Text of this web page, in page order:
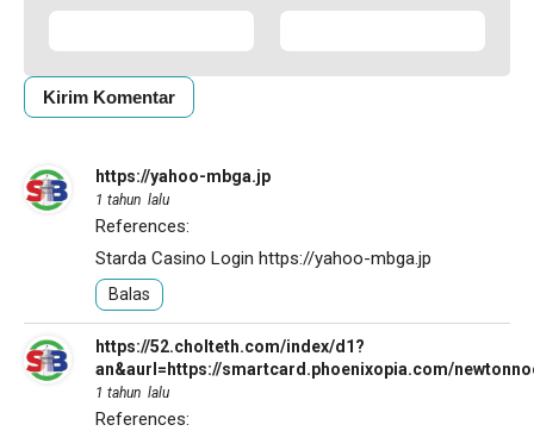
https://yahoo-mbga.jp
1 tahun lalu
References:
Starda Casino Login https://yahoo-mbga.jp
Balas
https://52.cholteth.com/index/d1?
an&aurl=https://smartcard.phoenixopia.com/
1 tahun lalu
References: